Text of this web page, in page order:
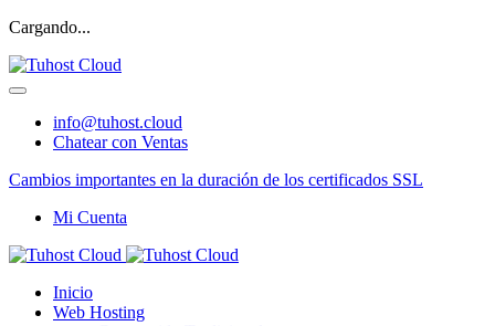
Cargando...
info@tuhost.cloud
Chatear con Ventas
Cambios importantes en la duración de los certificados SSL
Mi Cuenta
Inicio
Web Hosting